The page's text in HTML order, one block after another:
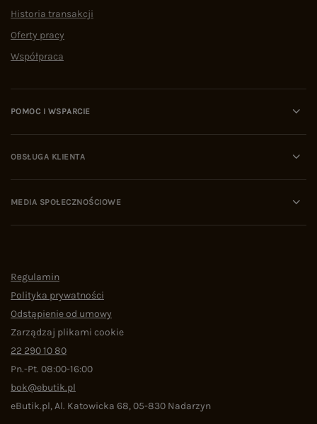
Historia transakcji
Oferty pracy
Współpraca
POMOC I WSPARCIE
OBSŁUGA KLIENTA
MEDIA SPOŁECZNOŚCIOWE
Regulamin
Polityka prywatności
Odstąpienie od umowy
Zarządzaj plikami cookie
22 290 10 80
Pn.-Pt. 08:00-16:00
bok@ebutik.pl
eButik.pl,Al. Katowicka 68,05-830 Nadarzyn